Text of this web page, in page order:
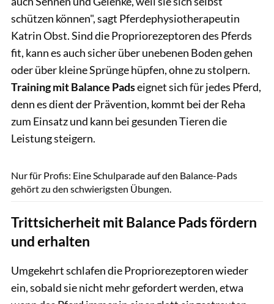
schützen können", sagt Pferdephysiotherapeutin
Katrin Obst. Sind die Propriorezeptoren des Pferds
fit, kann es auch sicher über unebenen Boden gehen
oder über kleine Sprünge hüpfen, ohne zu stolpern.
Training mit Balance Padseignet sich für jedes Pferd,
denn es dient der Prävention, kommt bei der Reha
zum Einsatz und kann bei gesunden Tieren die
Leistung steigern.
Nur für Profis: Eine Schulparade auf den Balance-Pads
gehört zu den schwierigsten Übungen.
Trittsicherheit mit Balance Pads fördern
und erhalten
Umgekehrt schlafen die Propriorezeptoren wieder
ein, sobald sie nicht mehr gefordert werden, etwa